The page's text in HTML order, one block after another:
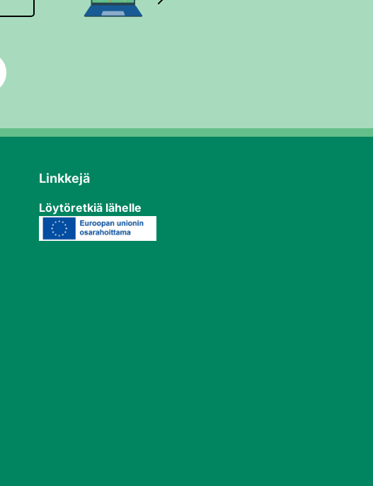
Linkkejä
Löytöretkiä lähelle